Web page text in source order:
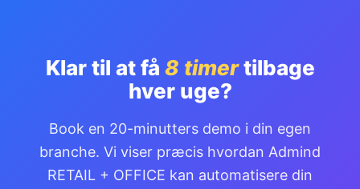
Klar til at få 8 timertilbage
hver uge?
Book en 20-minutters demo i din egen
branche. Vi viser præcis hvordan Admind
RETAIL + OFFICE kan automatisere din